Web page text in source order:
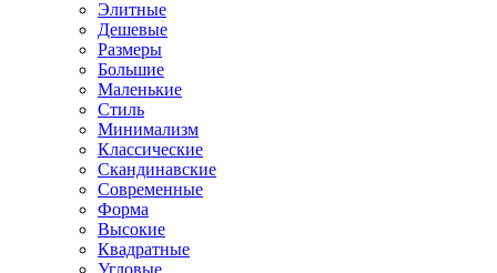
Элитные
Дешевые
Размеры
Большие
Маленькие
Стиль
Минимализм
Классические
Скандинавские
Современные
Форма
Высокие
Квадратные
Угловые